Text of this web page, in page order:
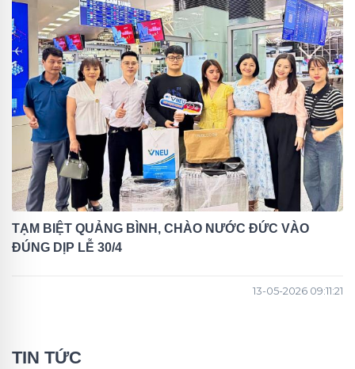
TẠM BIỆT QUẢNG BÌNH, CHÀO NƯỚC ĐỨC VÀO
ĐÚNG DỊP LỄ 30/4
13-05-2026 09:11:21
TIN TỨC